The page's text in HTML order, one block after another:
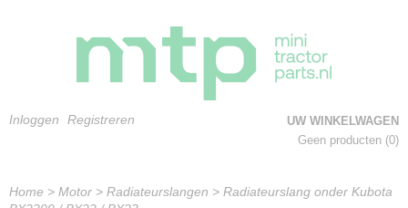
Inloggen Registreren
UW WINKELWAGEN
Geen producten (0)
Home > Motor > Radiateurslangen > Radiateurslang onder Kubota